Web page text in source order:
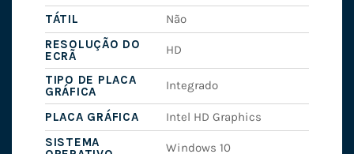
TÁTIL
Não
RESOLUÇÃO DO
ECRÃ
HD
TIPO DE PLACA
GRÁFICA
Integrado
PLACA GRÁFICA
Intel HD Graphics
SISTEMA
Windows 10